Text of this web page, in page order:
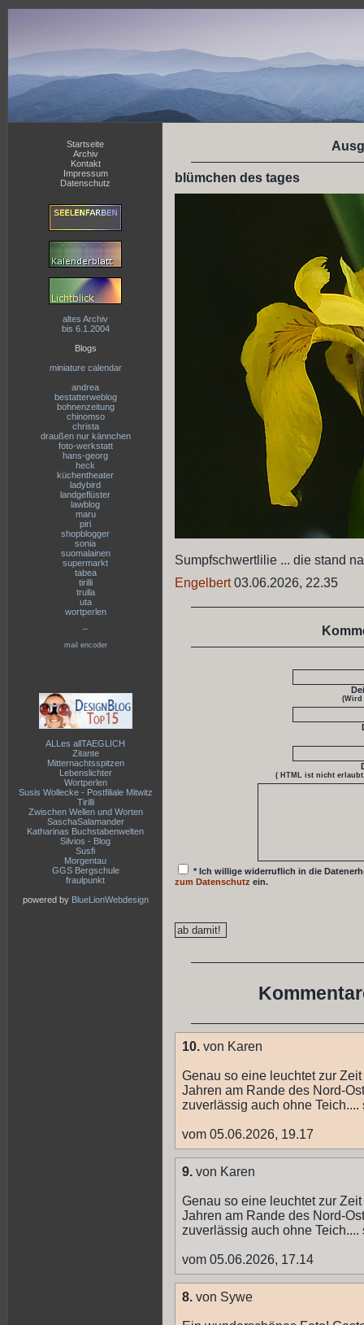
Startseite
Archiv
Kontakt
Impressum
Datenschutz
altes Archiv
bis 6.1.2004
Blogs
miniature calendar
andrea
bestatterweblog
bohnenzeitung
chinomso
christa
draußen nur kännchen
foto-werkstatt
hans-georg
heck
küchentheater
ladybird
landgeflüster
lawblog
maru
piri
shopblogger
sonia
suomalainen
supermarkt
tabea
tirilli
trulla
uta
wortperlen
--
mail encoder
ALLes allTAEGLICH
Zitante
Mitternachtsspitzen
Lebenslichter
Wortperlen
Susis Wollecke - Postfiliale Mitwitz
Tirilli
Zwischen Wellen und Worten
SaschaSalamander
Katharinas Buchstabenwelten
Silvios - Blog
Susfi
Morgentau
GGS Bergschule
fraulpunkt
powered by BlueLionWebdesign
blümchen des tages
Sumpfschwertlilie ... die stand
Engelbert03.06.2026, 22.35
(Wird
( HTML ist nicht
* Ich willige widerruflich in die
zum Datenschutz ein.
10. von Karen
Genau so eine leuchtet zur
Jahren am Rande des Nord-
zuverlässig auch ohne
vom 05.06.2026, 19.17
9. von Karen
Genau so eine leuchtet zur
Jahren am Rande des Nord-
zuverlässig auch ohne
vom 05.06.2026, 17.14
8. von Sywe